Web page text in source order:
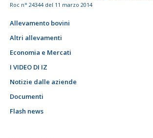
Roc n° 24344 del 11 marzo 2014
Allevamento bovini
Altri allevamenti
Economia e Mercati
I VIDEO DI IZ
Notizie dalle aziende
Documenti
Flash news